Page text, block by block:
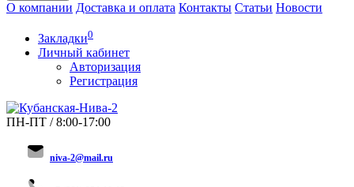
О компании Доставка и оплата Контакты Статьи Новости
Закладки0
Личный кабинет
Авторизация
Регистрация
ПН-ПТ / 8:00-17:00
niva-2@mail.ru